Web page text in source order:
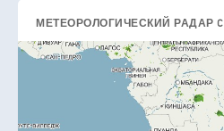
МЕТЕОРОЛОГИЧЕСКИЙ РАДАР